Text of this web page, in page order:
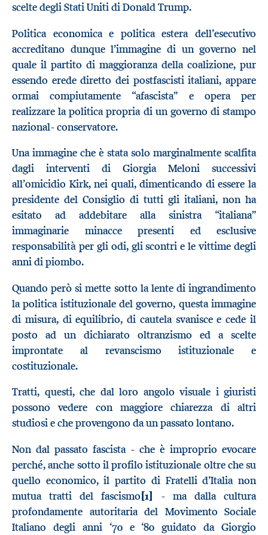
scelte degli Stati Uniti di Donald Trump.
Politica economica e politica estera dell’esecutivo
accreditano dunque l’immagine di un governo nel
quale il partito di maggioranza della coalizione, pur
essendo erede diretto dei postfascisti italiani, appare
ormai compiutamente “afascista” e opera per
realizzare la politica propria di un governo di stampo
nazional- conservatore.
Una immagine che è stata solo marginalmente scalfita
dagli interventi di Giorgia Meloni successivi
all’omicidio Kirk, nei quali, dimenticando di essere la
presidente del Consiglio di tutti gli italiani, non ha
esitato ad addebitare alla sinistra “italiana”
immaginarie minacce presenti ed esclusive
responsabilità per gli odi, gli scontri e le vittime degli
anni di piombo.
Quando però si mette sotto la lente di ingrandimento
la politica istituzionale del governo, questa immagine
di misura, di equilibrio, di cautela svanisce e cede il
posto ad un dichiarato oltranzismo ed a scelte
improntate al revanscismo istituzionale e
costituzionale.
Tratti, questi, che dal loro angolo visuale i giuristi
possono vedere con maggiore chiarezza di altri
studiosi e che provengono da un passato lontano.
Non dal passato fascista - che è improprio evocare
perché, anche sotto il profilo istituzionale oltre che su
quello economico, il partito di Fratelli d’Italia non
mutua tratti del fascismo [1]
- ma dalla cultura
profondamente autoritaria del Movimento Sociale
Italiano degli anni ‘70 e ‘80 guidato da Giorgio